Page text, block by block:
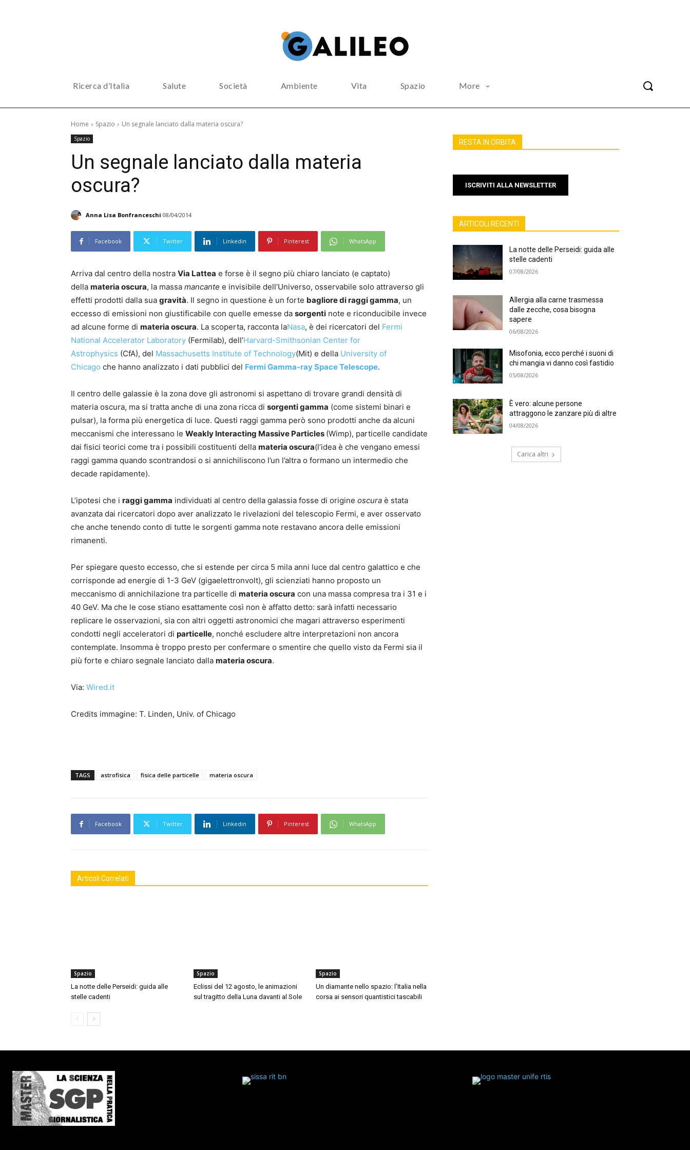
Ricerca d’Italia Salute Società Ambiente Vita Spazio More
Home Spazio Un segnale lanciato dalla materia oscura?
Spazio
Un segnale lanciato dalla materia
oscura?
Anna Lisa Bonfranceschi 08/04/2014
Facebook Twitter Linkedin Pinterest WhatsApp
Arriva dal centro della nostra Via Lattea e forse è il segno più chiaro lanciato (e captato)
della materia oscura, la massa mancante e invisibile dell’Universo, osservabile solo attraverso gli
effetti prodotti dalla sua gravità. Il segno in questione è un forte bagliore di raggi gamma, un
eccesso di emissioni non giustificabile con quelle emesse da sorgenti note e riconducibile invece
ad alcune forme di materia oscura. La scoperta, racconta laNasa, è dei ricercatori del Fermi
National Accelerator Laboratory (Fermilab), dell’Harvard-Smithsonian Center for
Astrophysics (CfA), del Massachusetts Institute of Technology(Mit) e della University of
Chicago che hanno analizzato i dati pubblici del Fermi Gamma-ray Space Telescope.
Il centro delle galassie è la zona dove gli astronomi si aspettano di trovare grandi densità di
materia oscura, ma si tratta anche di una zona ricca di sorgenti gamma (come sistemi binari e
pulsar), la forma più energetica di luce. Questi raggi gamma però sono prodotti anche da alcuni
meccanismi che interessano le Weakly Interacting Massive Particles (Wimp), particelle candidate
dai fisici teorici come tra i possibili costituenti della materia oscura(l’idea è che vengano emessi
raggi gamma quando scontrandosi o si annichiliscono l’un l’altra o formano un intermedio che
decade rapidamente).
L’ipotesi che i raggi gamma individuati al centro della galassia fosse di origine oscura è stata
avanzata dai ricercatori dopo aver analizzato le rivelazioni del telescopio Fermi, e aver osservato
che anche tenendo conto di tutte le sorgenti gamma note restavano ancora delle emissioni
rimanenti.
Per spiegare questo eccesso, che si estende per circa 5 mila anni luce dal centro galattico e che
corrisponde ad energie di 1-3 GeV (gigaelettronvolt), gli scienziati hanno proposto un
meccanismo di annichilazione tra particelle di materia oscura con una massa compresa tra i 31 e i
40 GeV. Ma che le cose stiano esattamente così non è affatto detto: sarà infatti necessario
replicare le osservazioni, sia con altri oggetti astronomici che magari attraverso esperimenti
condotti negli acceleratori di particelle, nonché escludere altre interpretazioni non ancora
contemplate. Insomma è troppo presto per confermare o smentire che quello visto da Fermi sia il
più forte e chiaro segnale lanciato dalla materia oscura.
Via: Wired.it
Credits immagine: T. Linden, Univ. of Chicago
TAGS astrofisica fisica delle particelle materia oscura
Facebook Twitter Linkedin Pinterest WhatsApp
Articoli Correlati
Spazio
La notte delle Perseidi: guida alle
stelle cadenti
Spazio
Eclissi del 12 agosto, le animazioni
sul tragitto della Luna davanti al Sole
Spazio
Un diamante nello spazio: l’Italia nella
corsa ai sensori quantistici tascabili
RESTA IN ORBITA
ISCRIVITI ALLA NEWSLETTER
ARTICOLI RECENTI
La notte delle Perseidi: guida alle
stelle cadenti
07/08/2026
Allergia alla carne trasmessa
dalle zecche, cosa bisogna
sapere
06/08/2026
Misofonia, ecco perché i suoni di
chi mangia vi danno così fastidio
05/08/2026
È vero: alcune persone
attraggono le zanzare più di altre
04/08/2026
Carica altri